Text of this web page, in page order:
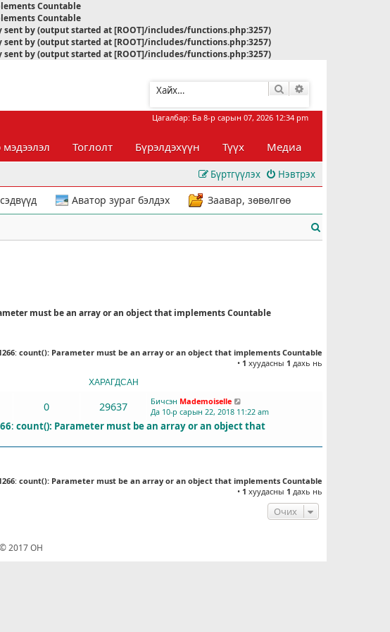
Countable
Countable
by (output started at [ROOT]/includes/functions.php:3257)
by (output started at [ROOT]/includes/functions.php:3257)
by (output started at [ROOT]/includes/functions.php:3257)
Хайлт
Цагалбар: Ба 8-р сарын 07, 2026 12:34 pm
Тоглолт Бүрэлдэхүүн Түүх Медиа
Нэвтрэх
Бүртгүүлэх
Аватор зураг бэлдэх Заавар, зөвөлгөө
must be an array or an object that implements Countable
: count(): Parameter must be an array or an object that implements Countable
• 1 хуудасны 1 дахь нь
ХАРАГДСАН
: count(): Parameter must be an array or an object that
0 29637 Бичсэн Mademoiselle
Да 10-р сарын 22, 2018 11:22 am
: count(): Parameter must be an array or an object that implements Countable
• 1 хуудасны 1 дахь нь
Очих
2017 ОН